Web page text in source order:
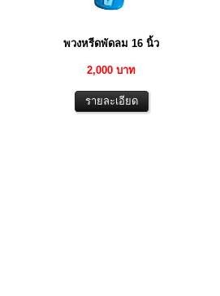
พวงหรีดพัดลม 16 นิ้ว
2,000 บาท